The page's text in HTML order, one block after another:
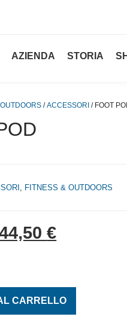
AZIENDA STORIA
/ACCESSORI / FOOT
, FITNESS & OUTDOORS
prezzo
€Il prezzo
CARRELLO